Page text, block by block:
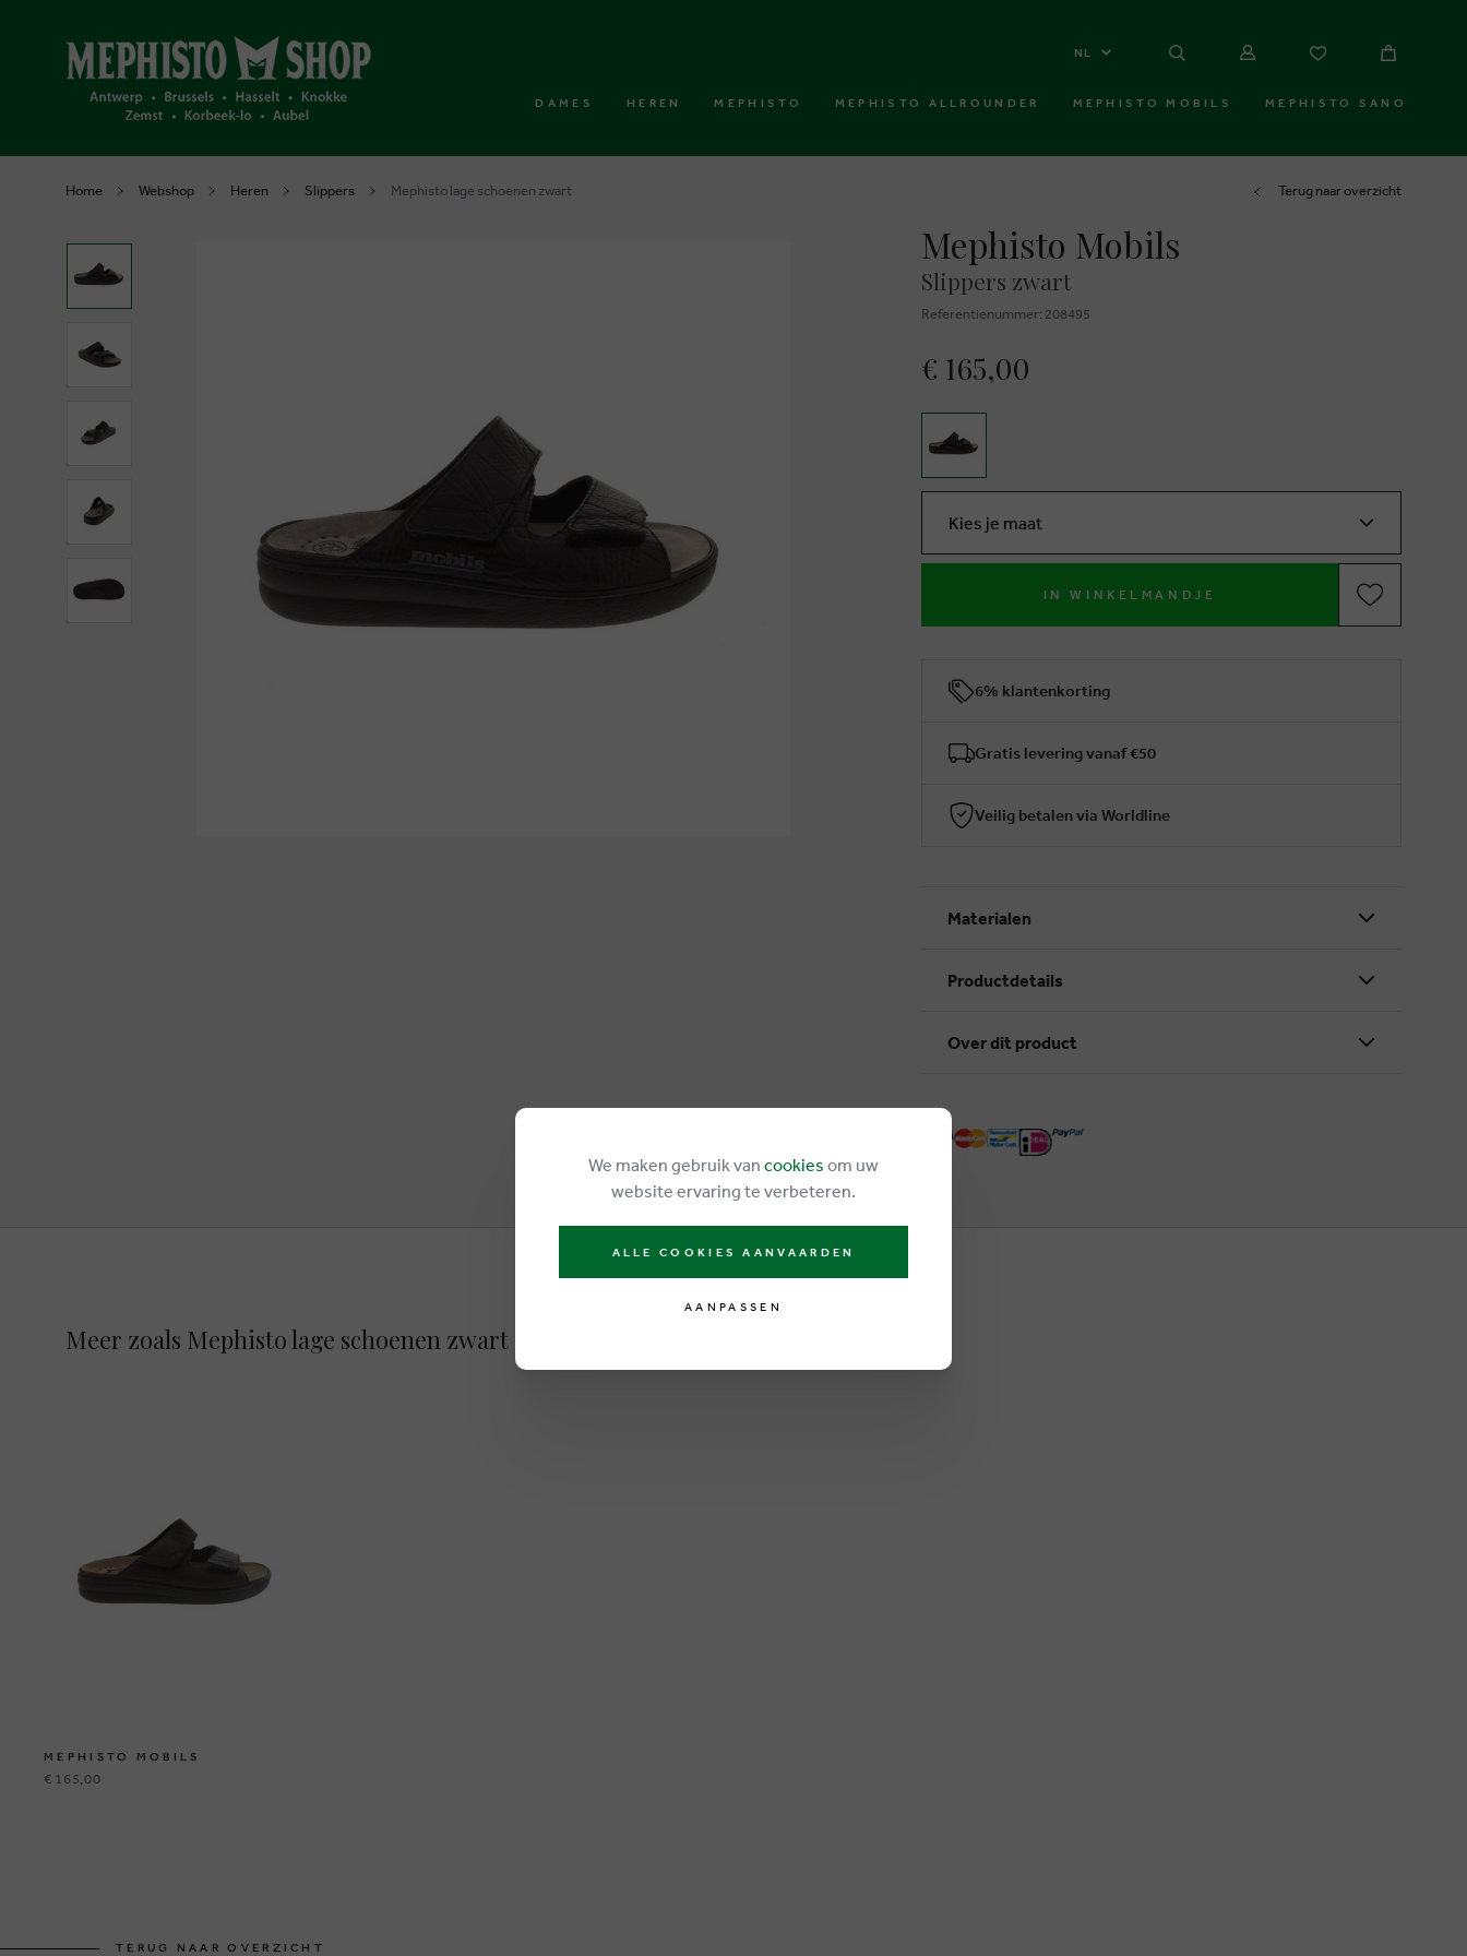
NL
DAMES HEREN MEPHISTO MEPHISTO ALLROUNDER MEPHISTO MOBILS MEPHISTO SANO
Home Webshop Heren Slippers Mephisto lage schoenen zwart Terug naar overzicht
Mephisto Mobils
Slippers zwart
Referentienummer: 208495
€ 165,00
Kies je maat
IN WINKELMANDJE
6% klantenkorting
Gratis levering vanaf €50
Veilig betalen via Worldline
Materialen
Productdetails
Over dit product
Meer zoals Mephisto lage schoenen zwart
MEPHISTO MOBILS
€ 165,00
TERUG NAAR OVERZICHT
We maken gebruik van cookies om uw
website ervaring te verbeteren.
ALLE COOKIES AANVAARDEN
AANPASSEN